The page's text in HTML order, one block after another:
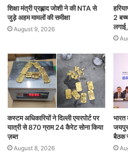
शिक्षा मंत्री प्रह्लाद जोशी ने की NTA से
जुड़े अहम मामलों की समीक्षा
August 9, 2026
2
कस्टम अधिकारियों ने दिल्ली एयरपोर्ट पर
यात्री से 870 ग्राम 24 कैरेट सोना किया
ज़ब्त
August 8, 2026
जयपुर
बैठक